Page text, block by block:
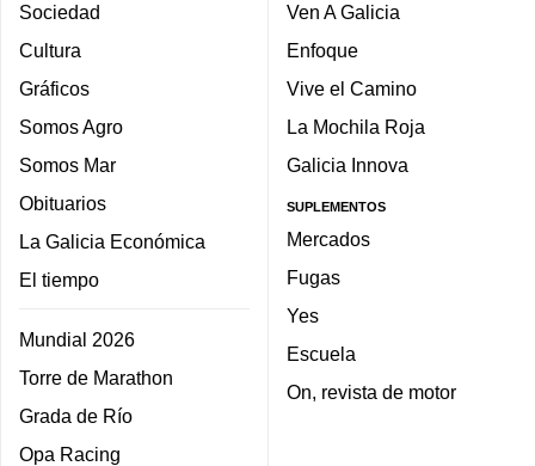
Sociedad
Cultura
Gráficos
Somos Agro
Somos Mar
Obituarios
La Galicia Económica
El tiempo
Mundial 2026
Torre de Marathon
Grada de Río
Opa Racing
Ven A Galicia
Enfoque
Vive el Camino
La Mochila Roja
Galicia Innova
SUPLEMENTOS
Mercados
Fugas
Yes
Escuela
On, revista de motor